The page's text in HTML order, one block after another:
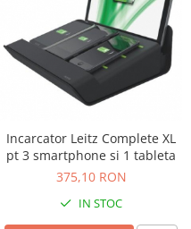
Incarcator Leitz Complete XL
pt 3 smartphone si 1 tableta
375,10 RON
IN STOC